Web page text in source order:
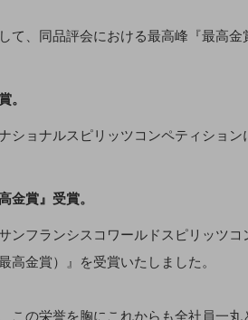
、同品評会における最高峰『最高金
。
ョナルスピリッツコンペティショ
金賞』受賞。
フランシスコワールドスピリッツ
金賞）』を受賞いたしました。
の栄誉を胸にこれからも全社員一